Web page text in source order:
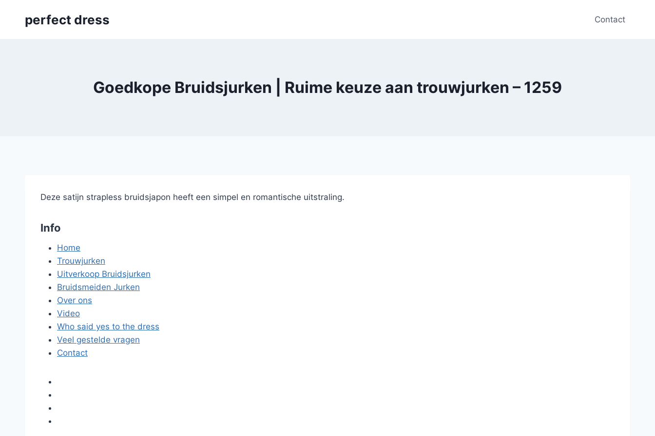
perfect dress Contact
Goedkope Bruidsjurken | Ruime keuze aan trouwjurken – 1259
Deze satijn strapless bruidsjapon heeft een simpel en romantische uitstraling.
Info
Home
Trouwjurken
Uitverkoop Bruidsjurken
Bruidsmeiden Jurken
Over ons
Video
Who said yes to the dress
Veel gestelde vragen
Contact